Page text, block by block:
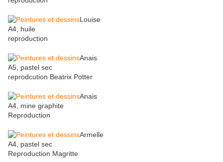
Louise
A4, huile
reproduction
Anais
A5, pastel sec
reprodcution Beatrix Potter
Anais
A4, mine graphite
Reproduction
Armelle
A4, pastel sec
Reproduction Magritte